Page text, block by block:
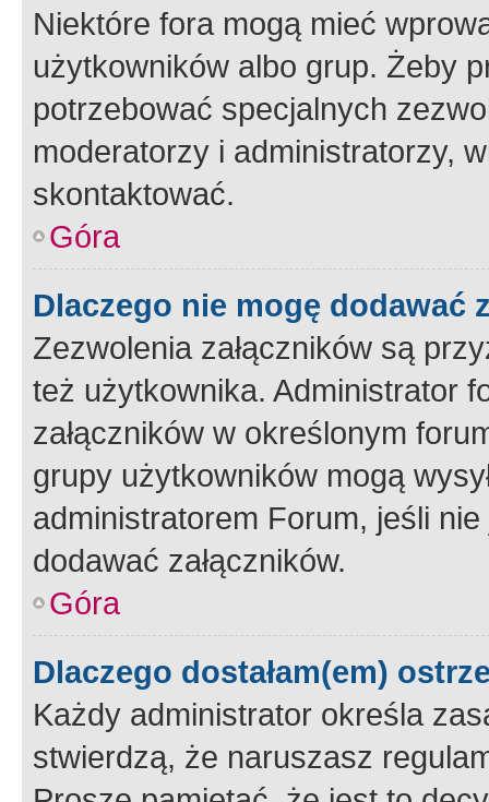
Niektóre fora mogą mieć
użytkowników albo grup. Żeby
potrzebować specjalnych
moderatorzy i administratorzy,
skontaktować.
Góra
Dlaczego nie mogę dodawać
Zezwolenia załączników są
też użytkownika. Administrator
załączników w określonym
grupy użytkowników mogą
administratorem Forum, jeśli
dodawać załączników.
Góra
Dlaczego dostałam(em)
Każdy administrator określa
stwierdzą, że naruszasz